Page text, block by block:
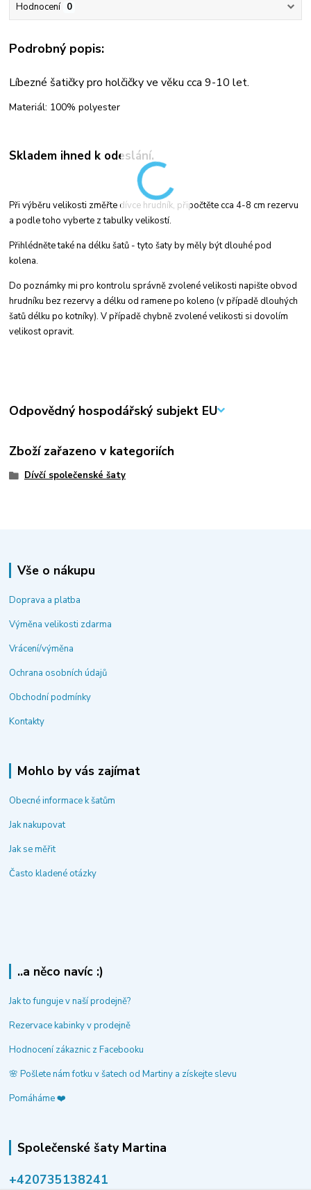
Hodnocení 0
Podrobný popis:
Líbezné šatičky pro holčičky ve věku cca 9-10 let.
Materiál: 100% polyester
Skladem ihned k odeslání.
Při výběru velikosti změřte dívce hrudník, připočtěte cca 4-8 cm rezervu
a podle toho vyberte z tabulky velikostí.
Přihlédněte také na délku šatů - tyto šaty by měly být dlouhé pod
kolena.
Do poznámky mi pro kontrolu správně zvolené velikosti napište obvod
hrudníku bez rezervy a délku od ramene po koleno (v případě dlouhých
šatů délku po kotníky). V případě chybně zvolené velikosti si dovolím
velikost opravit.
Odpovědný hospodářský subjekt EU
Zboží zařazeno v kategoriích
Dívčí společenské šaty
Vše o nákupu
Doprava a platba
Výměna velikosti zdarma
Vrácení/výměna
Ochrana osobních údajů
Obchodní podmínky
Kontakty
Mohlo by vás zajímat
Obecné informace k šatům
Jak nakupovat
Jak se měřit
Často kladené otázky
..a něco navíc :)
Jak to funguje v naší prodejně?
Rezervace kabinky v prodejně
Hodnocení zákaznic z Facebooku
🌸 Pošlete nám fotku v šatech od Martiny a získejte slevu
Pomáháme ❤️
Společenské šaty Martina
‭+420735138241